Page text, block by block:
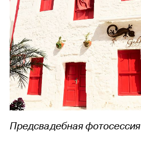
Предсвадебная фотосессия